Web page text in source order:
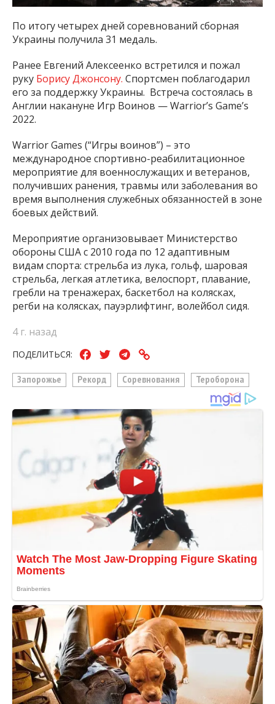
По итогу четырех дней соревнований сборная
Украины получила 31 медаль.
Ранее Евгений Алексеенко встретился и пожал
руку Борису Джонсону. Спортсмен поблагодарил
его за поддержку Украины. Встреча состоялась в
Англии накануне Игр Воинов — Warrior’s Game’s
2022.
Warrior Games (“Игры воинов”) – это
международное спортивно-реабилитационное
мероприятие для военнослужащих и ветеранов,
получивших ранения, травмы или заболевания во
время выполнения служебных обязанностей в зоне
боевых действий.
Мероприятие организовывает Министерство
обороны США с 2010 года по 12 адаптивным
видам спорта: стрельба из лука, гольф, шаровая
стрельба, легкая атлетика, велоспорт, плавание,
гребли на тренажерах, баскетбол на колясках,
регби на колясках, пауэрлифтинг, волейбол сидя.
4 г. назад
ПОДЕЛИТЬСЯ:
Запорожье Рекорд Соревнования Тероборона